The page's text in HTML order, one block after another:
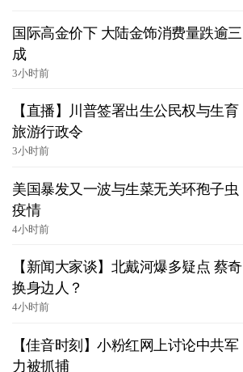
国际高金价下 大陆金饰消费量跌逾三
成
3小时前
【直播】川普签署出生公民权与生育
旅游行政令
3小时前
美国暴发又一波与生菜无关环孢子虫
疫情
4小时前
【新闻大家谈】北戴河爆多疑点 蔡奇
换身边人？
4小时前
【佳音时刻】小粉红网上讨论中共军
力被抓捕